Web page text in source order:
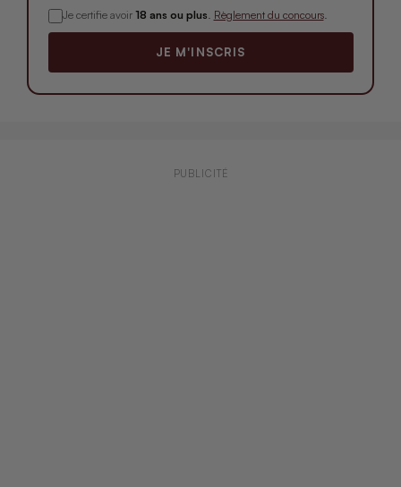
Je certifie avoir 18 ans ou plus Règlement du concours.
JE M'INSCRIS
PUBLICITÉ